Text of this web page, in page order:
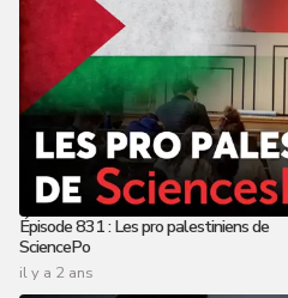
Épisode 831 : Les pro palestiniens de
SciencePo
il y a 2 ans